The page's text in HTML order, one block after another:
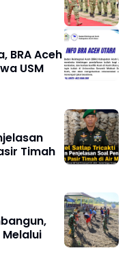
BRA Aceh
USM
Timah